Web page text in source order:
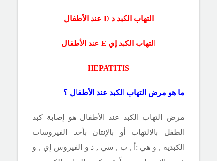
التهاب الكبد د D عند الأطفال
التهاب الكبد إي E عند الأطفال
HEPATITIS
ما هو مرض التهاب الكبد عند الأطفال ؟
مرض التهاب الكبد عند الأطفال هو إصابة كبد
الطفل بالالتهاب أو بالإنتان بأحد الفيروسات
الكبدية , و هي :أ , ب , سي , د و الفيروس إي , و